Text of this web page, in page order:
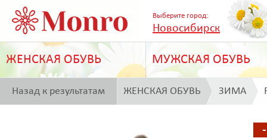
Выберите город:
Новосибирск
ЖЕНСКАЯ ОБУВЬ МУЖСКАЯ ОБУВЬ
Назад к результатам ЖЕНСКАЯ ОБУВЬ ЗИМА